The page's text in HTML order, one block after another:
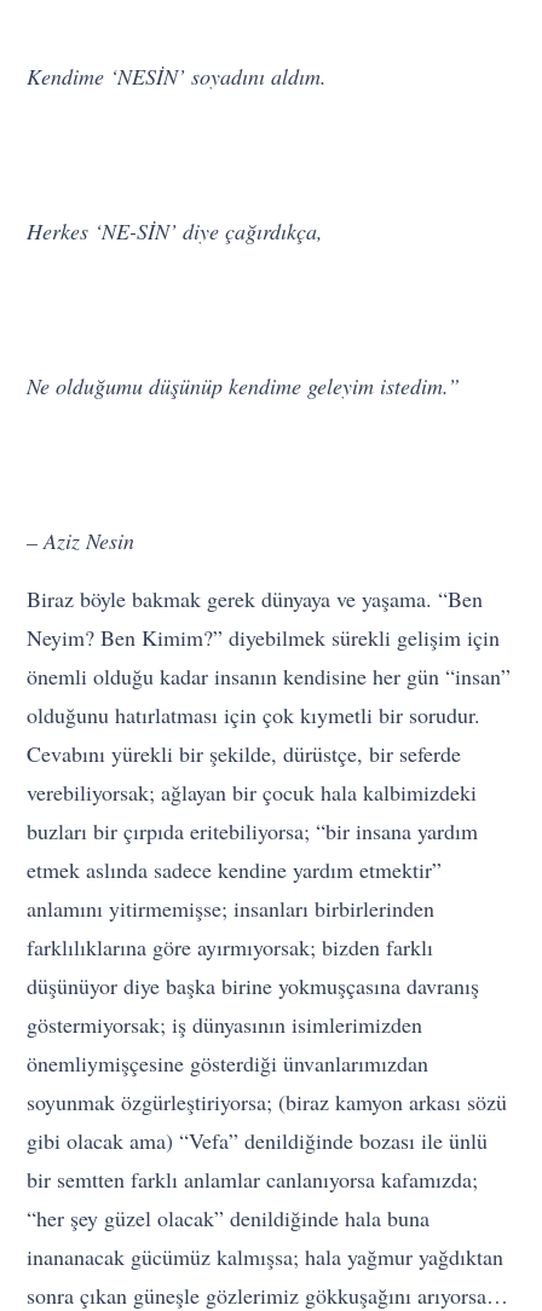
Kendime ‘NESİN’ soyadını aldım.
Herkes ‘NE-SİN’ diye çağırdıkça,
Ne olduğumu düşünüp kendime geleyim istedim.”
– Aziz Nesin
Biraz böyle bakmak gerek dünyaya ve yaşama. “Ben
Neyim? Ben Kimim?” diyebilmek sürekli gelişim için
önemli olduğu kadar insanın kendisine her gün “insan”
olduğunu hatırlatması için çok kıymetli bir sorudur.
Cevabını yürekli bir şekilde, dürüstçe, bir seferde
verebiliyorsak; ağlayan bir çocuk hala kalbimizdeki
buzları bir çırpıda eritebiliyorsa; “bir insana yardım
etmek aslında sadece kendine yardım etmektir”
anlamını yitirmemişse; insanları birbirlerinden
farklılıklarına göre ayırmıyorsak; bizden farklı
düşünüyor diye başka birine yokmuşçasına davranış
göstermiyorsak; iş dünyasının isimlerimizden
önemliymişçesine gösterdiği ünvanlarımızdan
soyunmak özgürleştiriyorsa; (biraz kamyon arkası sözü
gibi olacak ama) “Vefa” denildiğinde bozası ile ünlü
bir semtten farklı anlamlar canlanıyorsa kafamızda;
“her şey güzel olacak” denildiğinde hala buna
inananacak gücümüz kalmışsa; hala yağmur yağdıktan
sonra çıkan güneşle gözlerimiz gökkuşağını arıyorsa…